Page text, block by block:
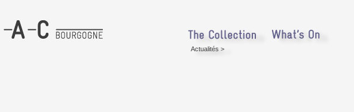
Actualités >